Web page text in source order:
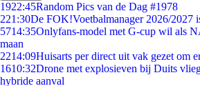
1922:45Random Pics van de Dag #1978
221:30De FOK!Voetbalmanager 2026/2027
5714:35Onlyfans-model met G-cup wil als
maan
2214:09Huisarts per direct uit vak gezet om
1610:32Drone met explosieven bij Duits
hybride aanval